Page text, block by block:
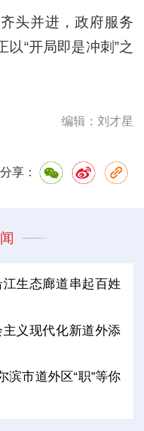
并进，政府服务
以“开局即是冲刺”之
编辑：刘才星
分享：
生态廊道串起百姓
义现代化新道外添
滨市道外区“职”等你